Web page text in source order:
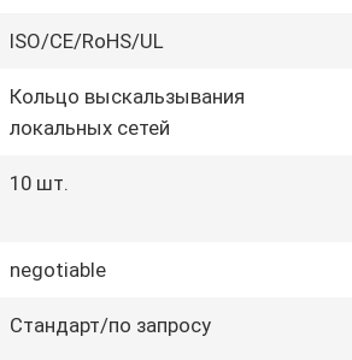
ISO/CE/RoHS/UL
Кольцо выскальзывания
локальных сетей
10 шт.
negotiable
Стандарт/по запросу